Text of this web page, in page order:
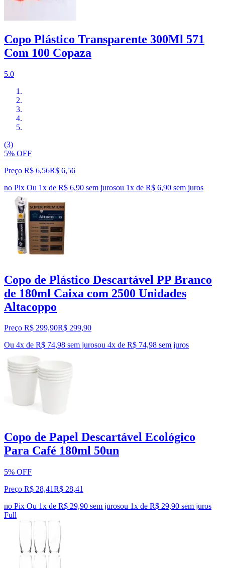
Copo Plástico Transparente 300Ml 571
Com 100 Copaza
5.0
(3)
5% OFF
Preço R$ 6,56R$ 6,56
no Pix Ou 1x de R$ 6,90 sem jurosou 1x de R$ 6,90 sem juros
Copo de Plástico Descartável PP Branco
de 180ml Caixa com 2500 Unidades
Altacoppo
Preço R$ 299,90R$ 299,90
Ou 4x de R$ 74,98 sem jurosou 4x de R$ 74,98 sem juros
Copo de Papel Descartável Ecológico
Para Café 180ml 50un
5% OFF
Preço R$ 28,41R$ 28,41
no Pix Ou 1x de R$ 29,90 sem jurosou 1x de R$ 29,90 sem juros
Full